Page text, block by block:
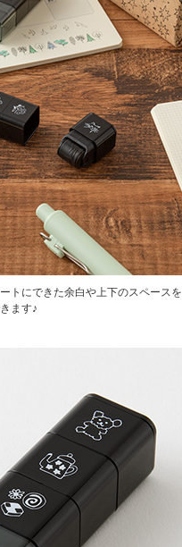
トにできた余白や上下のスペース
ます♪